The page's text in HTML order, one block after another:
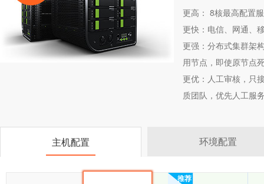
更高： 8核最高配置
更快：电信、网通、
更强：分布式集群架
用节点，即使原节点
更优：人工审核，只
质团队，优先人工服
主机配置 环境配置
推荐